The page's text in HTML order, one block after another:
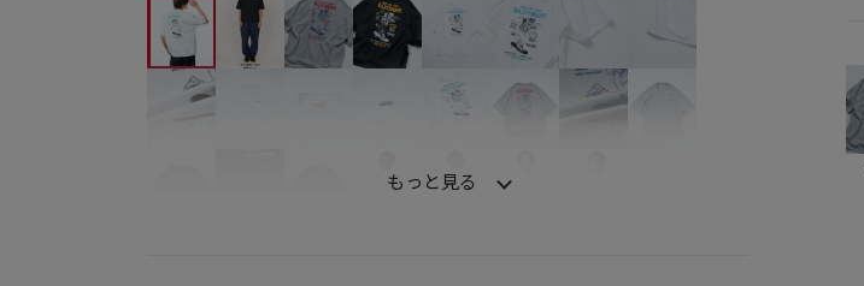
もっと見る